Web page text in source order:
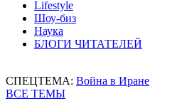
Lifestyle
Шоу-биз
Наука
БЛОГИ ЧИТАТЕЛЕЙ
СПЕЦТЕМА: Война в Иране
ВСЕ ТЕМЫ